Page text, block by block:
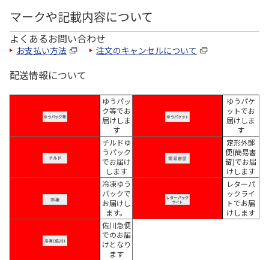
マークや記載内容について
よくあるお問い合わせ
お支払い方法 注文のキャンセルについて
配送情報について
ゆうパッ
ク等でお
届けしま
す
ゆうパケ
ットでお
届けしま
す
チルドゆ
うパック
でお届け
します
定形外郵
便(簡易書
留)でお届
けします
冷凍ゆう
パックで
お届けし
ます。
レターパ
ックライ
トでお届
けします
佐川急便
でのお届
けとなり
ます